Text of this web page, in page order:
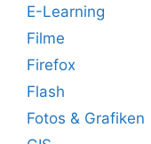
E-Learning
Filme
Firefox
Flash
Fotos & Grafiken